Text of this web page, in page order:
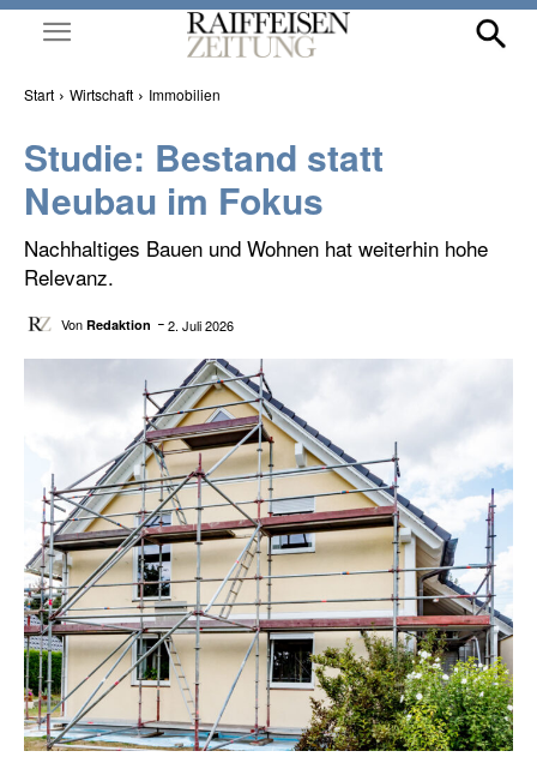
Start Wirtschaft Immobilien
Studie: Bestand statt
Neubau im Fokus
Nachhaltiges Bauen und Wohnen hat weiterhin hohe
Relevanz.
Von Redaktion 2. Juli 2026